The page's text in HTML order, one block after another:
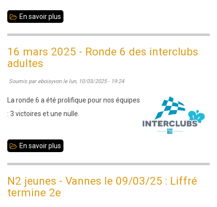
En savoir plus
Tournois
et
Marcassins
épisode
:
33
participants
16 mars 2025 - Ronde 6 des interclubs
adultes
Soumis par eboisyvonle lun, 10/03/2025 - 19:24
La ronde 6 a été prolifique pour nos équipes
: 3 victoires et une nulle.
En savoir plus
2025
N2 jeunes - Vannes le 09/03/25 : Liffré
termine 2e